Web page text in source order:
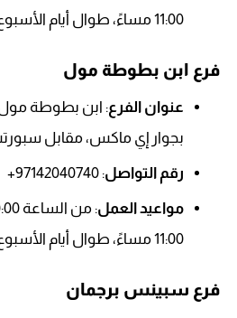
11:00 مساءً، طوال أيام الأسبوع.
فرع ابن بطوطة مول
عنوان الفرع: ابن بطوطة
بجوار إي ماكس، مقابل
رقم التواصل: 97142040740+
مواعيد العمل
11:00 مساءً، طوال أيام الأسبوع.
فرع سبينس برجمان